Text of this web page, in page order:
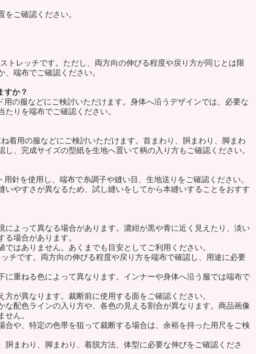
ご確認ください。
トレッチです。ただし、両方向の伸びる程度や戻り方が同じとは限
端布でご確認ください。
すか？
の服などにご検討いただけます。身体へ沿うデザインでは、必要な
りを端布でご確認ください。
着用の服などにご検討いただけます。首まわり、胴まわり、脚まわ
、完成サイズの型紙を生地へ置いて柄の入り方もご確認ください。
針を使用し、端布で糸調子や縫い目、生地送りをご確認ください。
いやすさが異なるため、試し縫いをしてから本縫いすることをおすす
によって異なる場合があります。濃紺が黒や青に近く見えたり、淡い
場合があります。
はありません。あくまでも目安としてご利用ください。
チです。両方向の伸びる程度や戻り方を端布で確認し、用途に必要
に重ねる色によって異なります。インナーや身体へ沿う服では端布で
が異なります。裁断前に使用する面をご確認ください。
な配色ラインの入り方や、各色の見える割合が異なります。商品画像
ん。
合や、特定の色帯を狙って裁断する場合は、余裕を持った用尺をご検
胴まわり、脚まわり、着脱方法、体型に必要な伸びをご確認くださ